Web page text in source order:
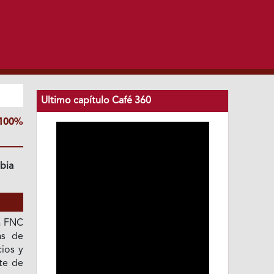
FNC
de
y
de
Ultimo capítulo Café 360